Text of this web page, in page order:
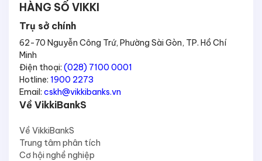
HÀNG SỐ VIKKI
Trụ sở chính
62-70 Nguyễn Công Trứ, Phường Sài Gòn, TP. Hồ Chí
Minh
Điện thoại: (028) 7100 0001
Hotline: 1900 2273
Email: cskh@vikkibanks.vn
Về VikkiBankS
Về VikkiBankS
Trung tâm phân tích
Cơ hội nghề nghiệp